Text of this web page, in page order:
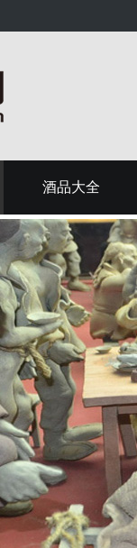
酒品大全